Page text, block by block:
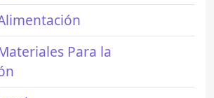
Para la